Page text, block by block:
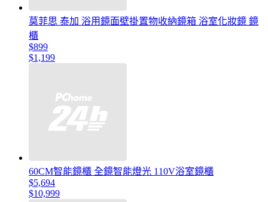
莫菲思 泰加 浴用鏡面壁掛置物收納鏡箱 浴室化妝鏡 鏡
櫃
$899
$1,199
60CM智能鏡櫃 全鏡智能燈光 110V浴室鏡櫃
$5,694
$10,999